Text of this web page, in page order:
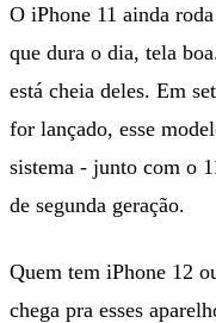
O iPhone 11 ainda
que dura o dia, tela
está cheia deles. Em
for lançado, esse
sistema - junto com o
de segunda geração.
Quem tem iPhone 12
chega pra esses